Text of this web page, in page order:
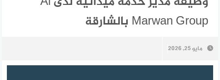
Marwan Group بالشارقة
مايو 25, 2026